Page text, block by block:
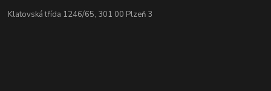
Klatovská třída 1246/65, 301 00 Plzeň 3